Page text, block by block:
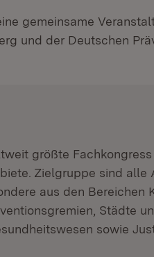
gemeinsame
und der Deutschen
größte
Zielgruppe sind alle
aus den Bereichen
Städte
sowie